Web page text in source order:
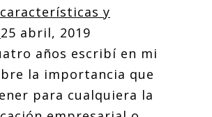
y
25 abril, 2019
años escribí en mi
la importancia que
para cualquiera la